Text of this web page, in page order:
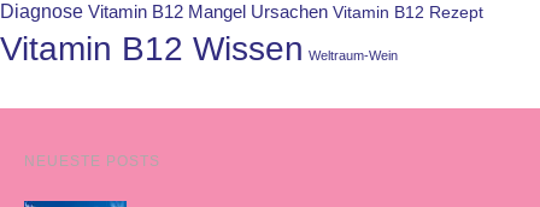
Diagnose Vitamin B12 Mangel Ursachen Vitamin B12 Rezept
Vitamin B12 Wissen Weltraum-Wein
NEUESTE POSTS